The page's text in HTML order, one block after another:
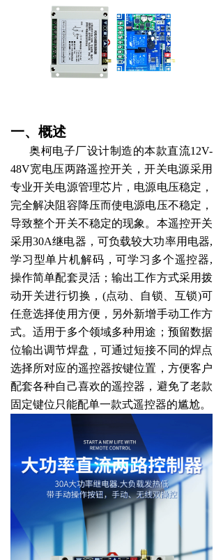
一、概述
奥柯电子厂设计制造的本款直流12V-
48V宽电压两路遥控开关，开关电源采用
专业开关电源管理芯片，电源电压稳定，
完全解决阻容降压而使电源电压不稳定，
导致整个开关不稳定的现象。本遥控开关
采用30A继电器，可负载较大功率用电器,
学习型单片机解码，可学习多个遥控器,
操作简单配套灵活；输出工作方式采用拨
动开关进行切换，(点动、自锁、互锁)可
任意选择使用方便，另外新增手动工作方
式。适用于多个领域多种用途；预留数据
位输出调节焊盘，可通过短接不同的焊点
选择所对应的遥控器按键位置，方便客户
配套各种自己喜欢的遥控器，避免了老款
固定键位只能配单一款式遥控器的尴尬。